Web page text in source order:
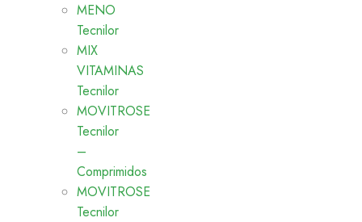
MENO
Tecnilor
MIX
VITAMINAS
Tecnilor
MOVITROSE
Tecnilor
–
Comprimidos
MOVITROSE
Tecnilor